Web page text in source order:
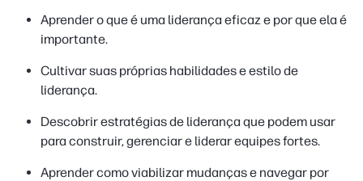
Aprender o que é uma liderança eficaz e por que ela é
importante.
Cultivar suas próprias habilidades e estilo de
liderança.
Descobrir estratégias de liderança que podem usar
para construir, gerenciar e liderar equipes fortes.
Aprender como viabilizar mudanças e navegar por